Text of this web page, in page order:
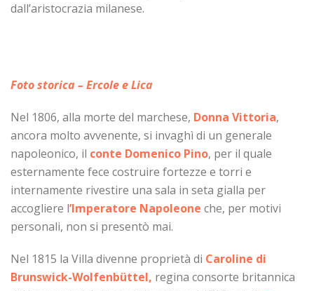
dall’aristocrazia milanese.
Foto storica – Ercole e Lica
Nel 1806, alla morte del marchese, Donna Vittoria,
ancora molto avvenente, si invaghì di un generale
napoleonico, il conte Domenico Pino, per il quale
esternamente fece costruire fortezze e torri e
internamente rivestire una sala in seta gialla per
accogliere l’Imperatore Napoleone che, per motivi
personali, non si presentò mai.
Nel 1815 la Villa divenne proprietà di Caroline di
Brunswick-Wolfenbüttel, regina consorte britannica